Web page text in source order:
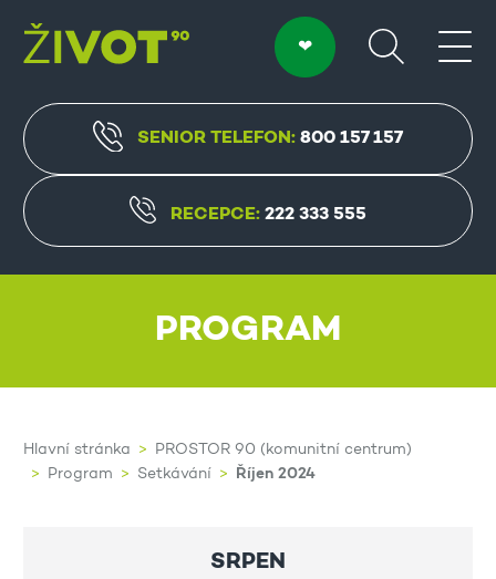
SENIOR TELEFON:800 157 157
RECEPCE:222 333 555
PROGRAM
Hlavní stránka
PROSTOR 90 (komunitní centrum)
Program
Setkávání Říjen 2024
SRPEN